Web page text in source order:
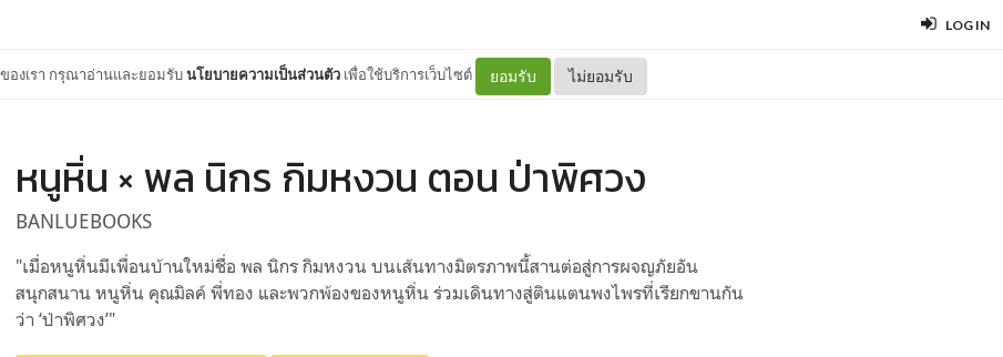
LOG IN
องเรา กรุณาอ่านและยอมรับนโยบายความเป็นส่วนตัว เพื่อใช้บริการเว็บไซต์ ยอมรับ ไม่ยอมรับ
หนูหิ่น × พล นิกร กิมหงวน ตอน ป่าพิศวง
BANLUEBOOKS
"เมื่อหนูหิ่นมีเพื่อนบ้านใหม่ชื่อ พล นิกร กิมหงวน บนเส้นทางมิตรภาพนี้สานต่อสู่การผจญภัยอัน
สนุกสนาน หนูหิ่น คุณมิลค์ พี่ทอง และพวกพ้องของหนูหิ่น ร่วมเดินทางสู่ตินแตนพงไพรที่เรียกขานกัน
ว่า ‘ป่าพิศวง’"